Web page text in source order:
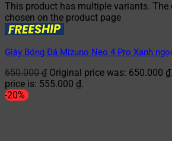
This product has multiple variants. The
chosen on the product page
Giày Bóng Đá Mizuno Neo 4 Pro Xanh
650.000₫ Original price was: 650.000 ₫.
price is: 555.000 ₫.
-20%